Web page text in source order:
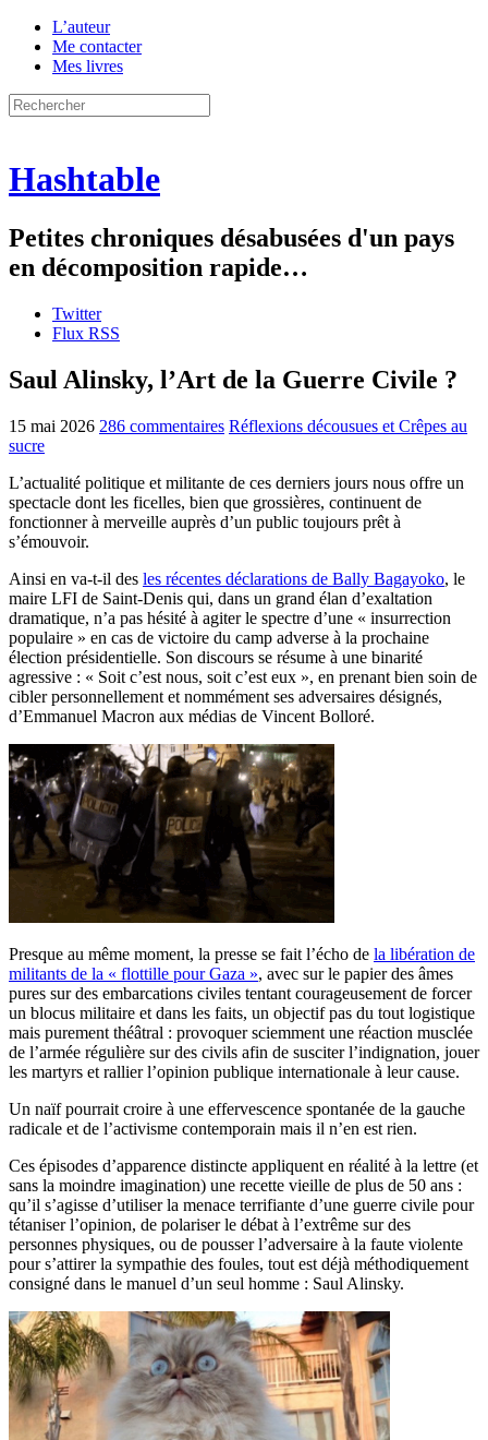
L’auteur
Me contacter
Mes livres
Hashtable
Petites chroniques désabusées d'un pays
en décomposition rapide…
Twitter
Flux RSS
Saul Alinsky, l’Art de la Guerre Civile ?
15 mai 2026 286 commentaires Réflexions décousues et Crêpes au
sucre
L’actualité politique et militante de ces derniers jours nous offre un
spectacle dont les ficelles, bien que grossières, continuent de
fonctionner à merveille auprès d’un public toujours prêt à
s’émouvoir.
Ainsi en va-t-il des les récentes déclarations de Bally Bagayoko, le
maire LFI de Saint-Denis qui, dans un grand élan d’exaltation
dramatique, n’a pas hésité à agiter le spectre d’une « insurrection
populaire » en cas de victoire du camp adverse à la prochaine
élection présidentielle. Son discours se résume à une binarité
agressive : « Soit c’est nous, soit c’est eux », en prenant bien soin de
cibler personnellement et nommément ses adversaires désignés,
d’Emmanuel Macron aux médias de Vincent Bolloré.
Presque au même moment, la presse se fait l’écho de la libération de
militants de la « flottille pour Gaza », avec sur le papier des âmes
pures sur des embarcations civiles tentant courageusement de forcer
un blocus militaire et dans les faits, un objectif pas du tout logistique
mais purement théâtral : provoquer sciemment une réaction musclée
de l’armée régulière sur des civils afin de susciter l’indignation, jouer
les martyrs et rallier l’opinion publique internationale à leur cause.
Un naïf pourrait croire à une effervescence spontanée de la gauche
radicale et de l’activisme contemporain mais il n’en est rien.
Ces épisodes d’apparence distincte appliquent en réalité à la lettre (et
sans la moindre imagination) une recette vieille de plus de 50 ans :
qu’il s’agisse d’utiliser la menace terrifiante d’une guerre civile pour
tétaniser l’opinion, de polariser le débat à l’extrême sur des
personnes physiques, ou de pousser l’adversaire à la faute violente
pour s’attirer la sympathie des foules, tout est déjà méthodiquement
consigné dans le manuel d’un seul homme : Saul Alinsky.